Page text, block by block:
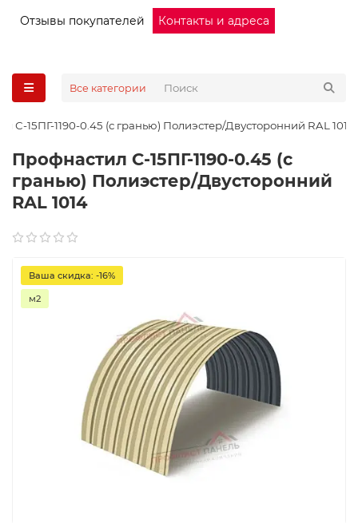
Отзывы покупателей
Контакты и адреса
Все категории
С-15ПГ-1190-0.45 (с гранью) Полиэстер/Двусторонний RAL 1014
Профнастил С-15ПГ-1190-0.45 (с
гранью) Полиэстер/Двусторонний
RAL 1014
Ваша скидка: -16%
м2